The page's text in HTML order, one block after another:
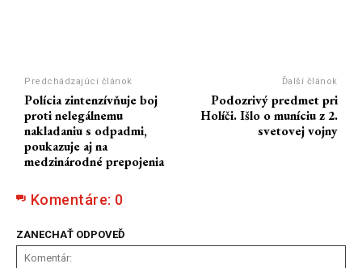
Predchádzajúci článok
Polícia zintenzívňuje boj
proti nelegálnemu
nakladaniu s odpadmi,
poukazuje aj na
medzinárodné prepojenia
Ďalší článok
Podozrivý predmet pri
Holíči. Išlo o muníciu z 2.
svetovej vojny
Komentáre: 0
ZANECHAŤ ODPOVEĎ